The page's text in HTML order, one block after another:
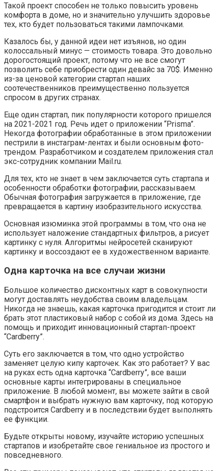
Такой проект способен не только повысить уровень
комфорта в доме, но и значительно улучшить здоровье
тех, кто будет пользоваться такими лампочками.
Казалось бы, у данной идеи нет изъянов, но один
колоссальный минус — стоимость товара. Это довольно
дорогостоящий проект, потому что не все смогут
позволить себе приобрести один девайс за 70$. Именно
из-за ценовой категории стартап наших
соотечественников преимущественно пользуется
спросом в других странах.
Еще один стартап, пик популярности которого пришелся
на 2021-2021 год. Речь идет о приложении “Prisma”.
Некогда фотографии обработанные в этом приложении
пестрили в инстаграм-лентах и были основным фото-
трендом. Разработчиком и создателем приложения стал
экс-сотрудник компании Mail.ru.
Для тех, кто не знает в чем заключается суть стартапа и
особенности обработки фотографии, рассказываем.
Обычная фотография загружается в приложение, где
превращается в картину изобразительного искусства.
Основная изюминка этой программы в том, что она не
использует наложение стандартных фильтров, а рисует
картинку с нуля. Алгоритмы нейросетей сканируют
картинку и воссоздают ее в художественном варианте.
Одна карточка на все случаи жизни
Большое количество дисконтных карт в совокупности
могут доставлять неудобства своим владельцам.
Никогда не знаешь, какая карточка пригодится и стоит ли
брать этот пластиковый набор с собой из дома. Здесь на
помощь и приходит инновационный стартап-проект
“Cardberry”.
Суть его заключается в том, что одно устройство
заменяет целую кипу карточек. Как это работает? У вас
на руках есть одна карточка “Cardberry”, все ваши
основные карты интегрированы в специальное
приложение. В любой момент, вы можете зайти в свой
смартфон и выбрать нужную вам карточку, под которую
подстроится Cardberry и в последствии будет выполнять
ее функции.
Будьте открыты новому, изучайте историю успешных
стартапов и изобретайте свое гениальное из простого и
повседневного.